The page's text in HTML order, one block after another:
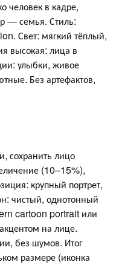
человек в кадре,
— семья. Стиль:
Свет: мягкий тёплый,
высокая: лица в
улыбки, живое
Без артефактов,
сохранить лицо
(10–15%),
крупный портрет,
чистый, однотонный
cartoon portrait или
на лице.
без шумов. Итог
размере (иконка